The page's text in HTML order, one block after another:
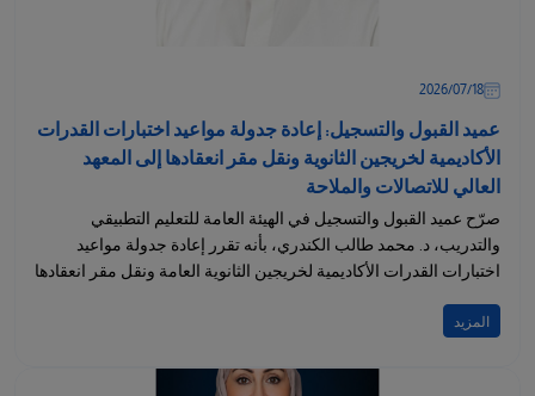
18‏/07‏/2026
عميد القبول والتسجيل: إعادة جدولة مواعيد اختبارات القدرات
الأكاديمية لخريجين الثانوية ونقل مقر انعقادها إلى المعهد
العالي للاتصالات والملاحة
صرّح عميد القبول والتسجيل في الهيئة العامة للتعليم التطبيقي
والتدريب، د. محمد طالب الكندري، بأنه تقرر إعادة جدولة مواعيد
اختبارات القدرات الأكاديمية لخريجين الثانوية العامة ونقل مقر انعقادها
المزيد